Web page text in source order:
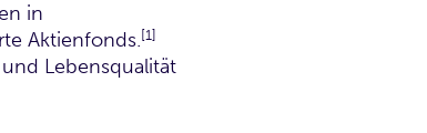
in
Aktienfonds.[1]
Lebensqualität